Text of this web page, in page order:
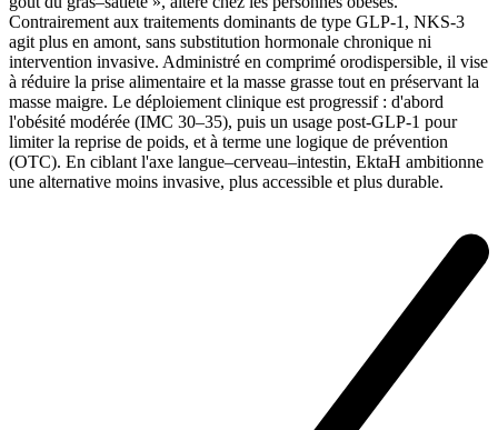
Contrairement aux traitements dominants de type GLP-1, NKS-3
agit plus en amont, sans substitution hormonale chronique ni
intervention invasive. Administré en comprimé orodispersible, il vise
à réduire la prise alimentaire et la masse grasse tout en préservant la
masse maigre. Le déploiement clinique est progressif : d'abord
l'obésité modérée (IMC 30–35), puis un usage post-GLP-1 pour
limiter la reprise de poids, et à terme une logique de prévention
(OTC). En ciblant l'axe langue–cerveau–intestin, EktaH ambitionne
une alternative moins invasive, plus accessible et plus durable.